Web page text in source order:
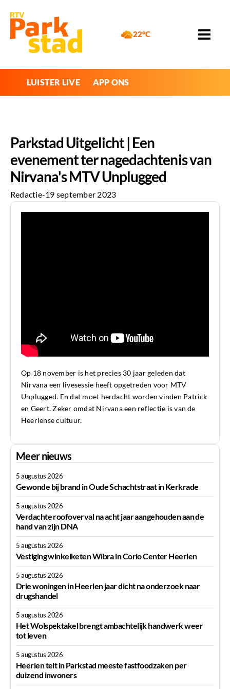
22°C
LUISTER LIVE APP ONS
Parkstad Uitgelicht | Een
evenement ter nagedachtenis van
Nirvana's MTV Unplugged
Redactie-19 september 2023
Op 18 november is het precies 30 jaar geleden dat
Nirvana een livesessie heeft opgetreden voor MTV
Unplugged. En dat moet herdacht worden vinden Patrick
en Geert. Zeker omdat Nirvana een reflectie is van de
Heerlense cultuur.
Meer nieuws
5 augustus 2026
Gewonde bij brand in Oude Schachtstraat in Kerkrade
5 augustus 2026
Verdachte roofoverval na acht jaar aangehouden aan de
hand van zijn DNA
5 augustus 2026
Vestiging winkelketen Wibra in Corio Center Heerlen
5 augustus 2026
Drie woningen in Heerlen jaar dicht na onderzoek naar
drugshandel
5 augustus 2026
Het Wolspektakel brengt ambachtelijk handwerk weer
tot leven
5 augustus 2026
Heerlen telt in Parkstad meeste fastfoodzaken per
duizend inwoners